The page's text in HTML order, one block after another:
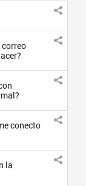
correo
conecto
la